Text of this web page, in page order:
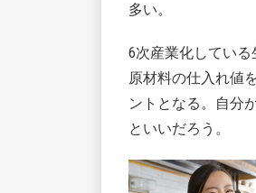
多い。
6次産業化してい
原材料の仕入れ値
ントとなる。自分
といいだろう。